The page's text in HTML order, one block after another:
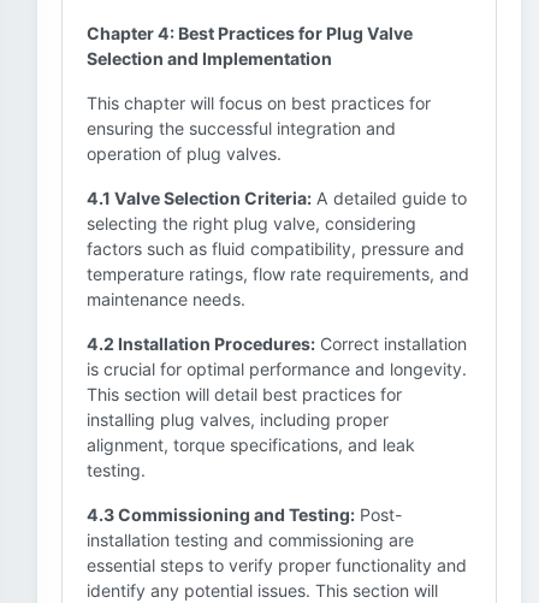
Chapter 4: Best Practices for Plug Valve
Selection and Implementation
This chapter will focus on best practices for
ensuring the successful integration and
operation of plug valves.
4.1 Valve Selection Criteria: A detailed guide to
selecting the right plug valve, considering
factors such as fluid compatibility, pressure and
temperature ratings, flow rate requirements, and
maintenance needs.
4.2 Installation Procedures: Correct installation
is crucial for optimal performance and longevity.
This section will detail best practices for
installing plug valves, including proper
alignment, torque specifications, and leak
testing.
4.3 Commissioning and Testing: Post-
installation testing and commissioning are
essential steps to verify proper functionality and
identify any potential issues. This section will